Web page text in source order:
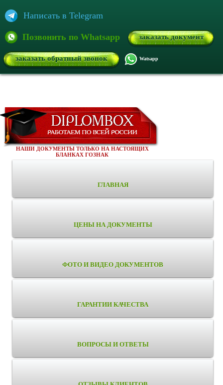
Написать в Telegram
Позвонить по Whatsapp заказать документ
заказать обратный звонок Watsapp
НАШИ ДОКУМЕНТЫ ТОЛЬКО НА НАСТОЯЩИХ
БЛАНКАХ ГОЗНАК
ГЛАВНАЯ
ЦЕНЫ НА ДОКУМЕНТЫ
ФОТО И ВИДЕО ДОКУМЕНТОВ
ГАРАНТИИ КАЧЕСТВА
ВОПРОСЫ И ОТВЕТЫ